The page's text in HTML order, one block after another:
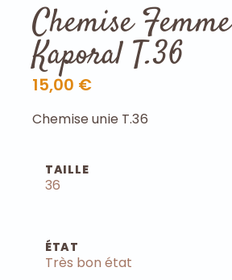
Chemise Femme
Kaporal T.36
15,00 €
Chemise unie T.36
TAILLE
36
ÉTAT
Très bon état